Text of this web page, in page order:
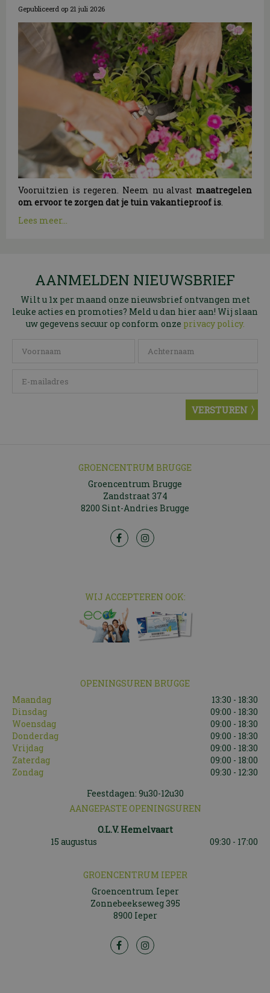
Gepubliceerd op 21 juli 2026
Vooruitzien is regeren. Neem nu alvast maatregelen
om ervoor te zorgen dat je tuin vakantieproof is.
Lees meer...
AANMELDEN NIEUWSBRIEF
Wilt u 1x per maand onze nieuwsbrief ontvangen met
leuke acties en promoties? Meld u dan hier aan! Wij slaan
uw gegevens secuur op conform onze privacy policy.
GROENCENTRUM BRUGGE
Groencentrum Brugge
Zandstraat 374
8200 Sint-Andries Brugge
WIJ ACCEPTEREN OOK:
OPENINGSUREN BRUGGE
Maandag
13:30 - 18:30
Dinsdag
09:00 - 18:30
Woensdag
09:00 - 18:30
Donderdag
09:00 - 18:30
Vrijdag
09:00 - 18:30
Zaterdag
09:00 - 18:00
Zondag
09:30 - 12:30
Feestdagen: 9u30-12u30
AANGEPASTE OPENINGSUREN
O.L.V. Hemelvaart
15 augustus
09:30 - 17:00
GROENCENTRUM IEPER
Groencentrum Ieper
Zonnebeekseweg 395
8900 Ieper